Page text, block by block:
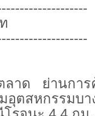
ลาด ย่านกา
อุตสหกรรมบา